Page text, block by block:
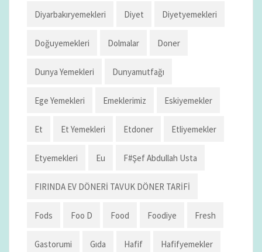
Diyarbakıryemekleri Diyet Diyetyemekleri
Doğuyemekleri Dolmalar Doner
Dunya Yemekleri Dunyamutfağı
Ege Yemekleri Emeklerimiz Eskiyemekler
Et Et Yemekleri Etdoner Etliyemekler
Etyemekleri Eu F#şef Abdullah Usta
FIRINDA EV DÖNERİ TAVUK DÖNER TARİFİ
Fods Foo D Food Foodiye Fresh
Gastorumi Gıda Hafif Hafifyemekler